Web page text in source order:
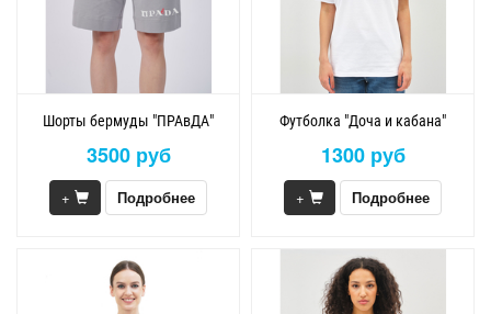
Шорты бермуды "ПРАвДА"
3500 руб
+ Подробнее
Футболка "Доча и кабана"
1300 руб
+ Подробнее